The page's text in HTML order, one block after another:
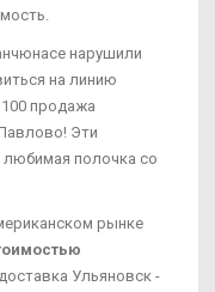
нарушили
на линию
продажа
Эти
любимая полочка со
рынке
Ульяновск -